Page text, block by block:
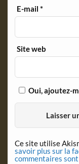
E-mail*
Site web
Oui, ajoutez-
Ce site utilise
savoir plus sur la
commentaires